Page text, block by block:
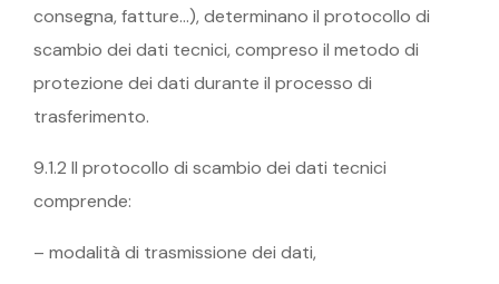
consegna, fatture…), determinano il protocollo di
scambio dei dati tecnici, compreso il metodo di
protezione dei dati durante il processo di
trasferimento.
9.1.2 Il protocollo di scambio dei dati tecnici
comprende:
– modalità di trasmissione dei dati,